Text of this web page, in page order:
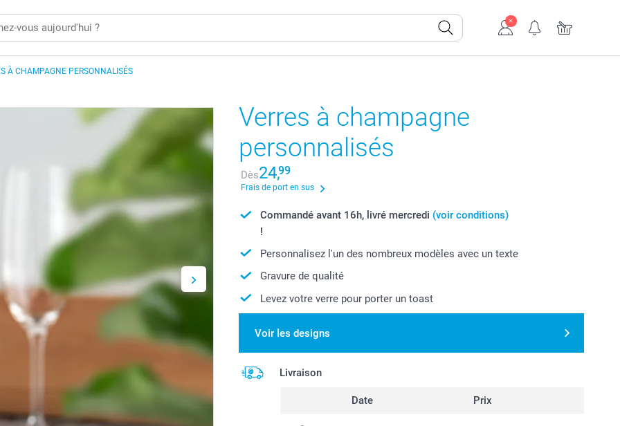
À CHAMPAGNE PERSONNALISÉS
Verres à champagne
personnalisés
Dès24,99
Frais de port en sus
Commandé avant 16h, livré mercredi (voir conditions)
!
Personnalisez l'un des nombreux modèles avec un texte
Gravure de qualité
Levez votre verre pour porter un toast
Voir les designs
Livraison
Date Prix